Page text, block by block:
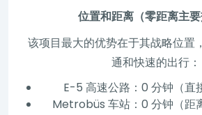
位置和距离（零距离主要
该项目最大的优势在于其战略位置
通和快速的出行：
E-5 高速公路：0 分钟（直
Metrobüs 车站：0 分钟（距